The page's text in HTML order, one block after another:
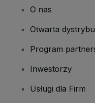
O nas
Otwarta
Program
Inwestorzy
Usługi dla Firm